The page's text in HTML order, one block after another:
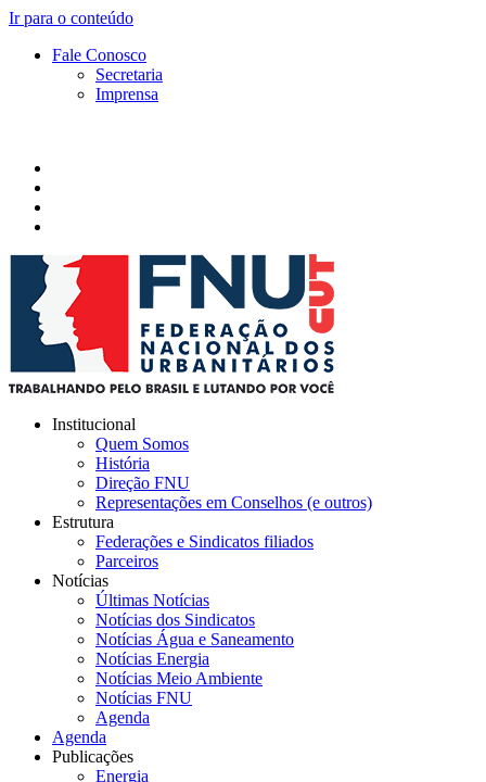
Ir para o conteúdo
Fale Conosco
Secretaria
Imprensa
Institucional
Quem Somos
História
Direção FNU
Representações em Conselhos (e outros)
Estrutura
Federações e Sindicatos filiados
Parceiros
Notícias
Últimas Notícias
Notícias dos Sindicatos
Notícias Água e Saneamento
Notícias Energia
Notícias Meio Ambiente
Notícias FNU
Agenda
Agenda
Publicações
Energia